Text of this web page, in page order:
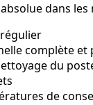
dans
complète et
du
de